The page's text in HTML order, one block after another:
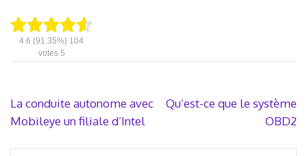
4.6 (91.35%) 104
votes 5
Navigation
de
La conduite autonome avec
Mobileye un filiale d’Intel
Qu’est-ce que le système
OBD2